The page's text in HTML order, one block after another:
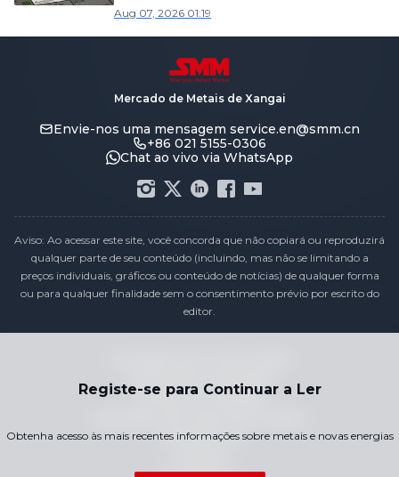
Aug 07, 2026 01:19
Registe-se para Continuar a Ler
Obtenha acesso às mais recentes informações sobre metais e novas energias
Mercado de Metais de Xangai
Envie-nos uma mensagem service.en@smm.cn
+86 021 5155-0306
Chat ao vivo via WhatsApp
Aviso: Ao acessar este site, você concorda que não copiará ou reproduzirá
qualquer parte de seu conteúdo (incluindo, mas não se limitando a
preços individuais, gráficos ou conteúdo de notícias) de qualquer forma
ou para qualquer finalidade sem o consentimento prévio por escrito do
editor.
Política de Privacidade
Termos e Condições
Contacte-nos